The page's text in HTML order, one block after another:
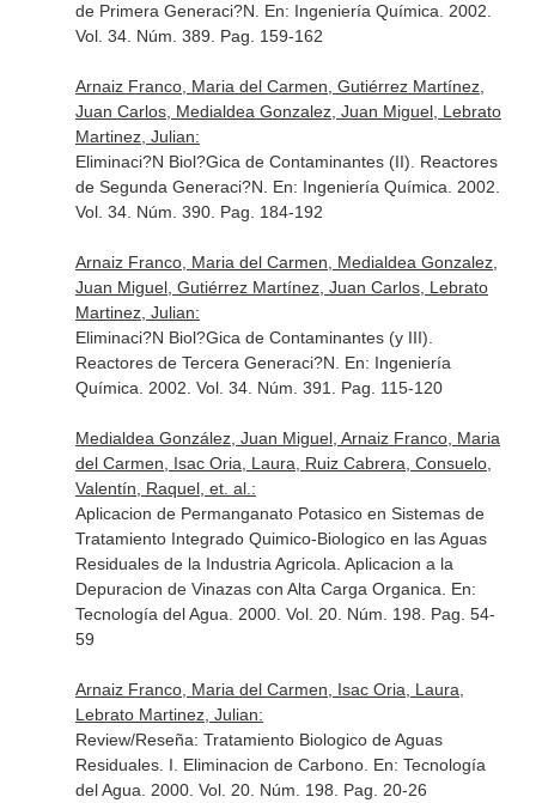
de Primera Generaci?N. En: Ingeniería Química . 2002.
Vol. 34. Núm. 389. Pag. 159-162
Arnaiz Franco, Maria del Carmen, Gutiérrez Martínez,
Juan Carlos, Medialdea Gonzalez, Juan Miguel, Lebrato
Martinez, Julian:
Eliminaci?N Biol?Gica de Contaminantes (II). Reactores
de Segunda Generaci?N. En: Ingeniería Química . 2002.
Vol. 34. Núm. 390. Pag. 184-192
Arnaiz Franco, Maria del Carmen, Medialdea Gonzalez,
Juan Miguel, Gutiérrez Martínez, Juan Carlos, Lebrato
Martinez, Julian:
Eliminaci?N Biol?Gica de Contaminantes (y III).
Reactores de Tercera Generaci?N. En: Ingeniería
Química . 2002. Vol. 34. Núm. 391. Pag. 115-120
Medialdea González, Juan Miguel, Arnaiz Franco, Maria
del Carmen, Isac Oria, Laura, Ruiz Cabrera, Consuelo,
Valentín, Raquel, et. al.:
Aplicacion de Permanganato Potasico en Sistemas de
Tratamiento Integrado Quimico-Biologico en las Aguas
Residuales de la Industria Agricola. Aplicacion a la
Depuracion de Vinazas con Alta Carga Organica. En:
Tecnología del Agua . 2000. Vol. 20. Núm. 198. Pag. 54-
59
Arnaiz Franco, Maria del Carmen, Isac Oria, Laura,
Lebrato Martinez, Julian:
Review/Reseña: Tratamiento Biologico de Aguas
Residuales. I. Eliminacion de Carbono. En: Tecnología
del Agua . 2000. Vol. 20. Núm. 198. Pag. 20-26